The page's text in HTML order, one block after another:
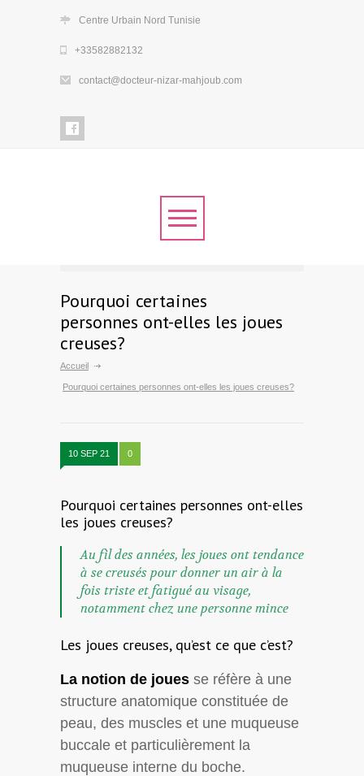
Centre Urbain Nord Tunisie
+33582882132
contact@docteur-nizar-mahjoub.com
Pourquoi certaines
personnes ont-elles les joues
creuses?
Accueil
Pourquoi certaines personnes ont-elles les joues creuses?
10 SEP 21 0
Pourquoi certaines personnes ont-elles
les joues creuses?
Au fil des années, les joues ont tendance
à se creusés pour donner un air à la
fois triste et fatigué au visage,
notamment chez une personne mince
Les joues creuses, qu’est ce que c’est?
La notion de joues se réfère à une
structure anatomique constituée de
peau, des muscles et une muqueuse
buccale et particulièrement la
muqueuse interne du boche.